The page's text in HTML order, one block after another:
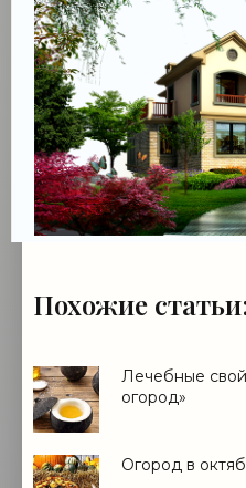
Похожие
Лечебные
огород»
Огород в